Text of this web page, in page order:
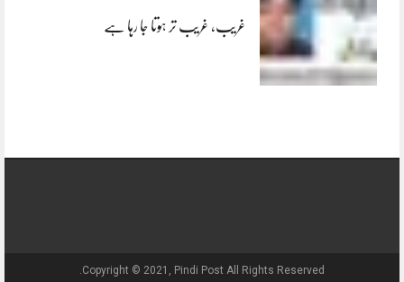
غریب، غریب تر ہوتا جا رہا ہے
Copyright © 2021, Pindi Post All Rights Reserved.